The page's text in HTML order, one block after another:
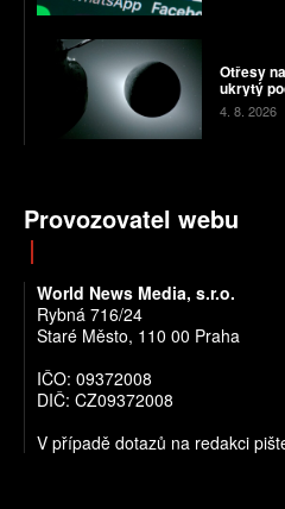
Otřesy
ukrytý
4. 8. 2026
Provozovatel webu
World News Media, s.r.o.
Rybná 716/24
Staré Město, 110 00 Praha
IČO: 09372008
DIČ: CZ09372008
V případě dotazů na redakci